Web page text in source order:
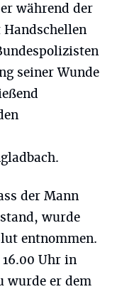
während der
seiner Wunde
der Mann
wurde
entnommen.
Uhr in
wurde er dem